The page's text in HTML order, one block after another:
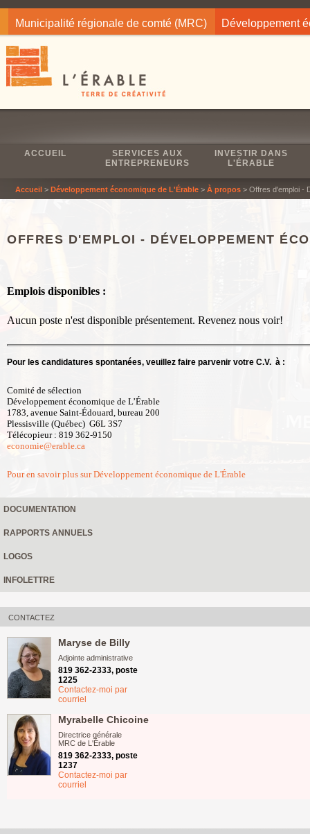
Municipalité régionale de comté (MRC) Développement
ACCUEIL
SERVICES AUX
ENTREPRENEURS
INVESTIR DANS
L'ÉRABLE
Accueil > Développement économique de L'Érable > À propos > Offres d'emploi -
OFFRES D'EMPLOI - DÉVELOPPEMENT
Emplois disponibles :
Aucun poste n'est disponible présentement. Revenez nous voir!
Pour les candidatures spontanées, veuillez faire parvenir votre C.V. à :
Comité de sélection
Développement économique de L’Érable
1783, avenue Saint-Édouard, bureau 200
Plessisville (Québec) G6L 3S7
Télécopieur : 819 362-9150
economie@erable.ca
Pour en savoir plus sur Développement économique de L'Érable
DOCUMENTATION
RAPPORTS ANNUELS
LOGOS
INFOLETTRE
CONTACTEZ
Maryse de Billy
Adjointe administrative
819 362-2333, poste
1225
Contactez-moi par
courriel
Myrabelle Chicoine
Directrice générale
MRC de L'Érable
819 362-2333, poste
1237
Contactez-moi par
courriel